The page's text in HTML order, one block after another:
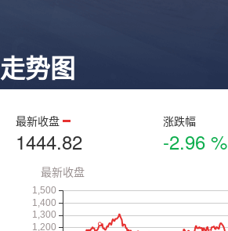
走势图
最新收盘
1444.82
涨跌幅
-2.96 %